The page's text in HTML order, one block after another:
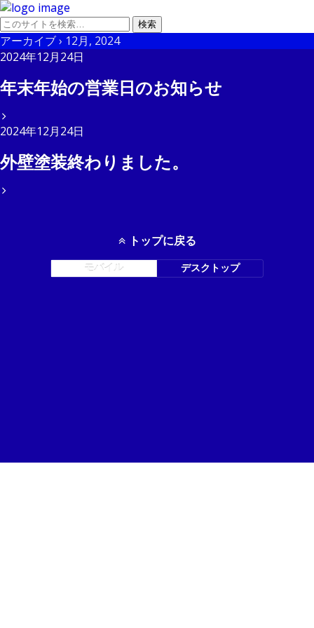
アーカイブ › 12月, 2024
2024年12月24日
年末年始の営業日のお知らせ
2024年12月24日
外壁塗装終わりました。
トップに戻る
モバイル デスクトップ